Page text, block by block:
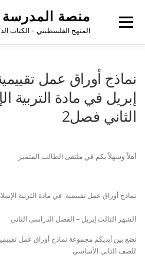
منصة المدرسة
المنهج الفلسطيني – الكتاب
القائمة
نماذج أوراق عمل
إبريل في مادة التربية
الثاني فصل2
أهلاً وسهلاً بكم في ملتقى الطالب المتميز
نماذج أوراق عمل تقييمية في مادة التربية
الشهر الثالث إبريل –الفصل الدراسي الثاني
للصف الثاني الأساسي